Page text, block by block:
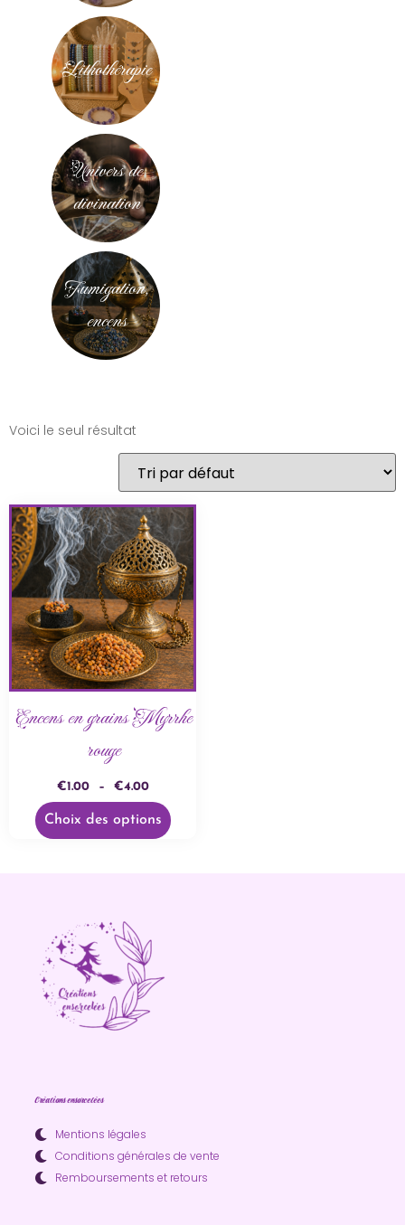
Lithothérapie
Univers de
divination
Fumigation,
encens
Voici le seul résultat
Encens en grains Myrrhe
rouge
€1.00 – €4.00
Choix des options
Créations ensorcelées
Mentions légales
Conditions générales de vente
Remboursements et retours